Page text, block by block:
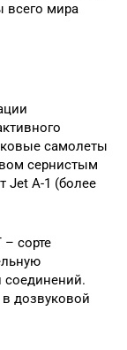
всего мира
самолеты
сернистым
Jet A-1 (более
сорте
соединений.
дозвуковой